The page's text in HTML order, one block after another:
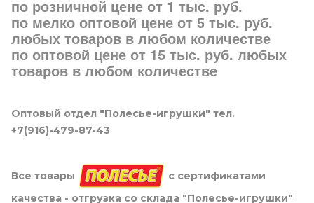
по розничной цене от 1 тыс. руб.
по мелко оптовой цене от 5 тыс. руб.
любых товаров в любом количестве
по оптовой цене от 15 тыс. руб. любых
товаров в любом количестве
Оптовый отдел "Полесье-игрушки" тел.
+7(916)-479-87-43
Все товары
с сертификатами
качества - отгрузка со склада "Полесье-игрушки"